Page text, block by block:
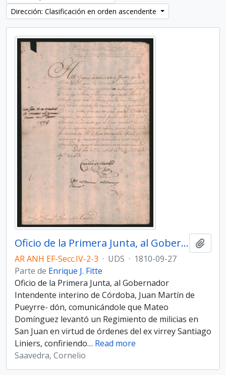
Dirección: Clasificación en orden ascendente
Oficio de la Primera Junta, al Gobernador Intendente interino de Córdoba, Juan Martín de Pueyrredón
AR ANH EF-Secc.IV-2-3 · UDS · 1810-09-27
Parte de Enrique J. Fitte
Oficio de la Primera Junta, al Gobernador
Intendente interino de Córdoba, Juan Martín de
Pueyrre- dón, comunicándole que Mateo
Domínguez levantó un Regimiento de milicias en
San Juan en virtud de órdenes del ex virrey Santiago
Liniers, confiriendo… Read more
Saavedra, Cornelio